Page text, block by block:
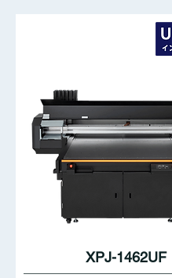
XPJ-1462UF